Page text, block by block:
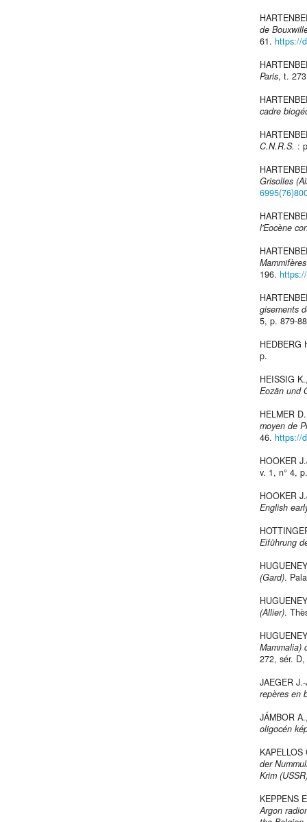
de
61. https://
Paris, t.
cadre
C.N.R.S. :
Grisolles
l'Eocène
196.
gisements
5, p. 879-
p.
HEISSIG
Eozän und
HELMER
moyen de
46. https://
HOOKER
v. 1, n° 4,
HOOKER
English
Eiführung
(Gard).
(Allier).
Mammalia)
272, sér.
JAEGER
repères en
JÁMBOR
oligocén
der
Krim
KEPPENS
Argon